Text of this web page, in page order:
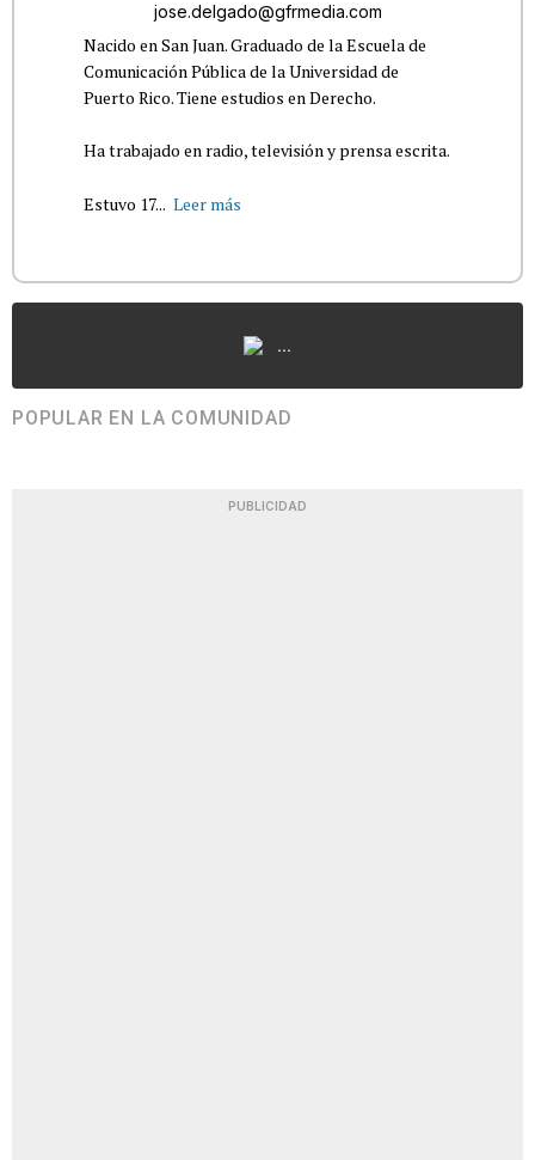
jose.delgado@gfrmedia.com
Nacido en San Juan. Graduado de la Escuela de
Comunicación Pública de la Universidad de
Puerto Rico. Tiene estudios en Derecho.
Ha trabajado en radio, televisión y prensa escrita.
Estuvo 17... Leer más
...
POPULAR EN LA COMUNIDAD
PUBLICIDAD